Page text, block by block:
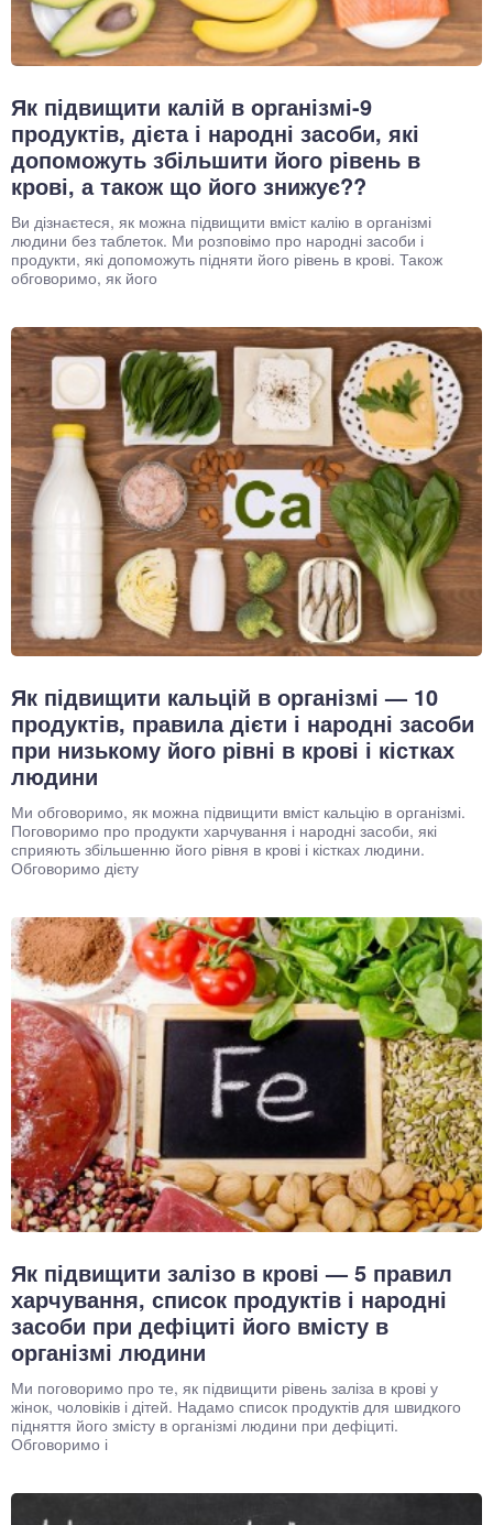
Як підвищити калій в організмі-9
продуктів, дієта і народні засоби, які
допоможуть збільшити його рівень в
крові, а також що його знижує??
Ви дізнаєтеся, як можна підвищити вміст калію в організмі
людини без таблеток. Ми розповімо про народні засоби і
продукти, які допоможуть підняти його рівень в крові. Також
обговоримо, як його
Як підвищити кальцій в організмі — 10
продуктів, правила дієти і народні засоби
при низькому його рівні в крові і кістках
людини
Ми обговоримо, як можна підвищити вміст кальцію в організмі.
Поговоримо про продукти харчування і народні засоби, які
сприяють збільшенню його рівня в крові і кістках людини.
Обговоримо дієту
Як підвищити залізо в крові — 5 правил
харчування, список продуктів і народні
засоби при дефіциті його вмісту в
організмі людини
Ми поговоримо про те, як підвищити рівень заліза в крові у
жінок, чоловіків і дітей. Надамо список продуктів для швидкого
підняття його змісту в організмі людини при дефіциті.
Обговоримо і